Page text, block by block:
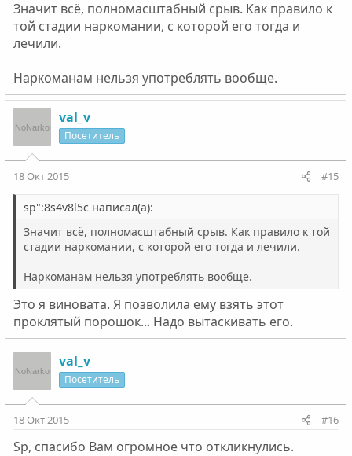
Значит всё, полномасштабный срыв. Как правило к
той стадии наркомании, с которой его тогда и
лечили.
Наркоманам нельзя употреблять вообще.
val_v
Посетитель
18 Окт 2015 #15
sp":8s4v8l5c написал(а):
Значит всё, полномасштабный срыв. Как правило к той
стадии наркомании, с которой его тогда и лечили.
Наркоманам нельзя употреблять вообще.
Это я виновата. Я позволила ему взять этот
проклятый порошок... Надо вытаскивать его.
val_v
Посетитель
18 Окт 2015 #16
Sp, спасибо Вам огромное что откликнулись.